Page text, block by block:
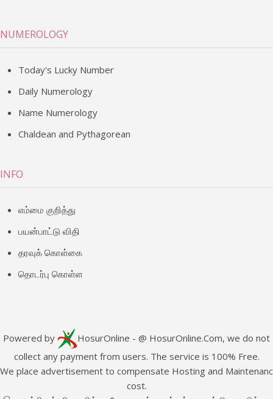
NUMEROLOGY
Today's Lucky Number
Daily Numerology
Name Numerology
Chaldean and Pythagorean
INFO
எம்மை குறித்து
பயன்பாட்டு விதி
தரவுக் கொள்கை
தொடர்பு கொள்ள
Powered by HosurOnline - @ HosurOnline.Com, we do not
collect any payment from users. The service is 100% Free.
place advertisement to compensate Hosting and
cost.